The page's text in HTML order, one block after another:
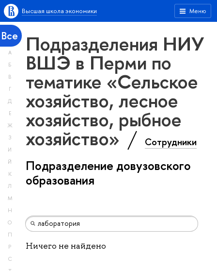
Меню
Высшая школа экономики
Все
А
Б
В
Г
Д
Е
Ж
З
И
Й
К
Л
М
Н
О
П
Р
С
Подразделения НИУ
ВШЭ в Перми по
тематике «Сельское
хозяйство, лесное
хозяйство, рыбное
хозяйство» Сотрудники
Подразделение довузовского
образования
Ничего не найдено